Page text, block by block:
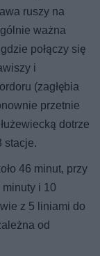
ruszy na
ważna
połączy się
i
(zagłębia
przetnie
dotrze
stacje.
46 minut, przy
i 10
z 5 liniami do
od